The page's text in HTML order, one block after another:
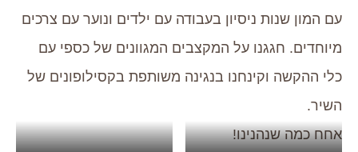
עם המון שנות ניסיון בעבודה עם ילדים ונוער עם צרכים
מיוחדים. חגגנו על המקצבים המגוונים של כספי עם
כלי ההקשה וקינחנו בנגינה משותפת בקסילופונים של
השיר.
אחח כמה שנהנינו!